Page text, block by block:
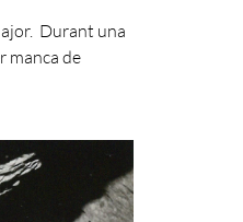
Durant una
manca de